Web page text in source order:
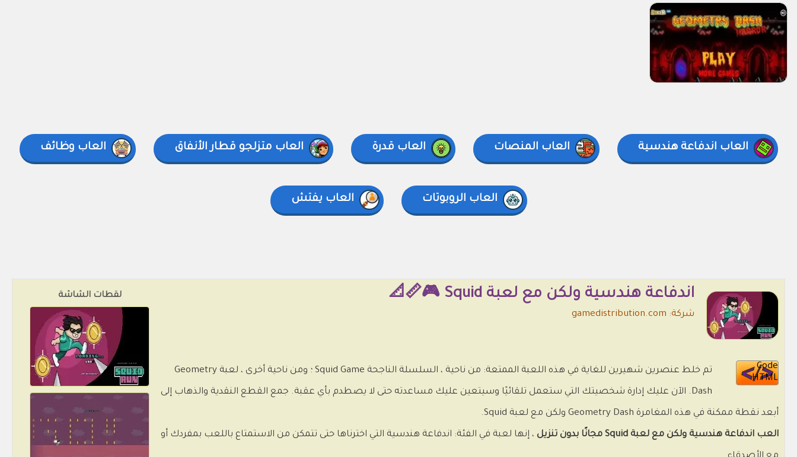
العاب اندفاعة هندسية العاب المنصات العاب قدرة العاب متزلجو قطار الأنفاق العاب وظائف
العاب الروبوتات العاب يفتش
لقطات الشاشة اندفاعة هندسية ولكن مع لعبة Squid 🎮📏📐
شركة: gamedistribution.com
Code
HTML
تم خلط عنصرين شهيرين للغاية في هذه اللعبة الممتعة: من ناحية ، السلسلة الناجحة Squid Game ؛ ومن ناحية أخرى ، لعبة Geometry
Dash. الآن عليك إدارة شخصيتك التي ستعمل تلقائيًا وسيتعين عليك مساعدته حتى لا يصطدم بأي عقبة. جمع القطع النقدية والذهاب إلى
أبعد نقطة ممكنة في هذه المغامرة Geometry Dash ولكن مع لعبة Squid.
العب اندفاعة هندسية ولكن مع لعبة Squid مجانًا بدون تنزيل ، إنها لعبة في الفئة: اندفاعة هندسية التي اخترناها حتى تتمكن من الاستمتاع باللعب بمفردك أو